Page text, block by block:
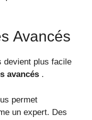
Avancés
devient plus facile
avancés .
permet
un expert. Des